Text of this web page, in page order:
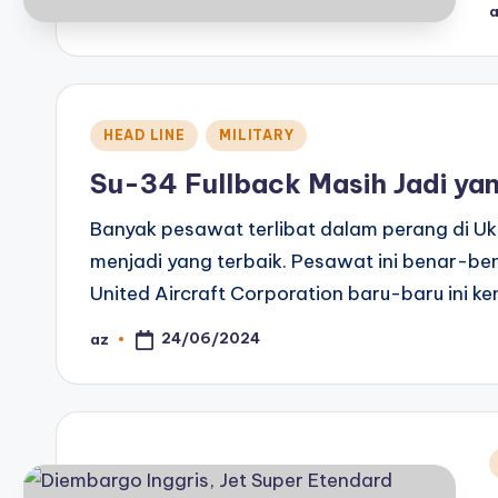
Posted
HEAD LINE MILITARY
Su-34 Fullback Masih Jadi
Banyak pesawat terlibat dalam perang di
menjadi yang terbaik. Pesawat ini benar-
United Aircraft Corporation baru-baru ini
Posted
az 24/06/2024